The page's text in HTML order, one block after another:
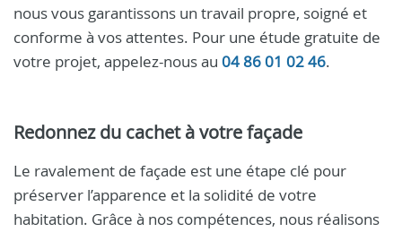
nous vous garantissons un travail propre, soigné et
conforme à vos attentes. Pour une étude gratuite de
votre projet, appelez-nous au 04 86 01 02 46.
Redonnez du cachet à votre façade
Le ravalement de façade est une étape clé pour
préserver l’apparence et la solidité de votre
habitation. Grâce à nos compétences, nous réalisons